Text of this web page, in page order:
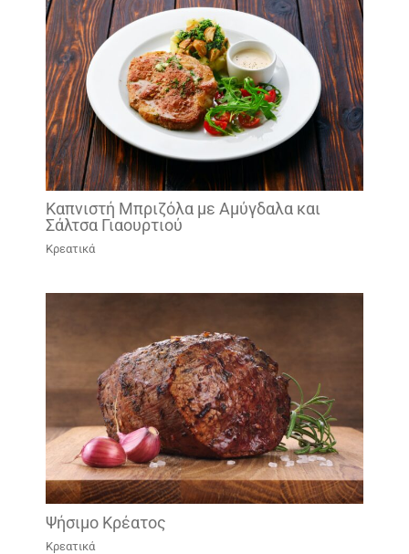
Καπνιστή Μπριζόλα με Αμύγδαλα και
Σάλτσα Γιαουρτιού
Κρεατικά
Ψήσιμο Κρέατος
Κρεατικά